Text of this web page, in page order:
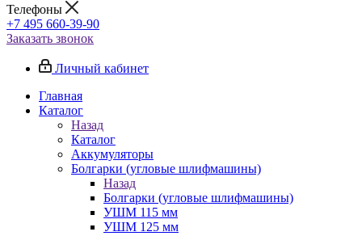
Телефоны
+7 495 660-39-90
Заказать звонок
Личный кабинет
Главная
Каталог
Назад
Каталог
Аккумуляторы
Болгарки (угловые шлифмашины)
Назад
Болгарки (угловые шлифмашины)
УШМ 115 мм
УШМ 125 мм